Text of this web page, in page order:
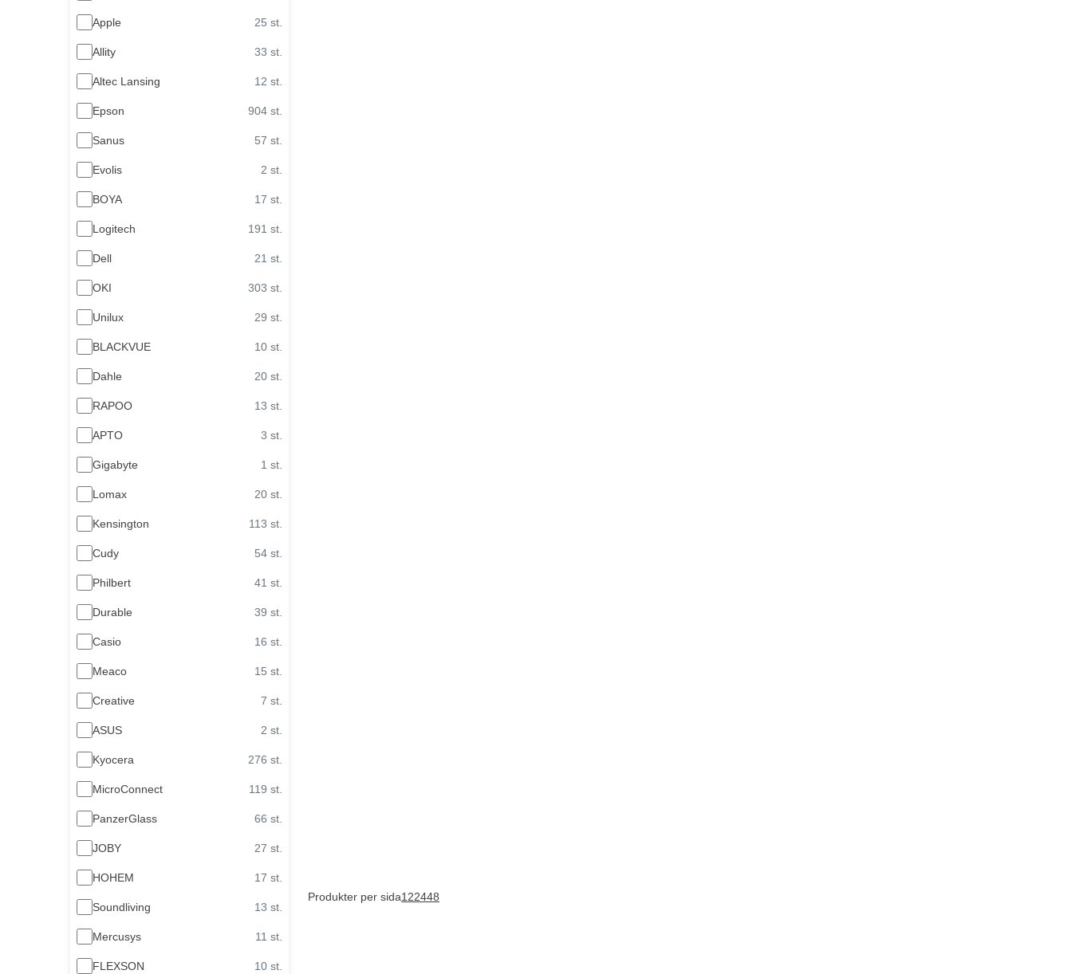
Apple 25 st.
Allity 33 st.
Altec Lansing 12 st.
Epson 904 st.
Sanus 57 st.
Evolis 2 st.
BOYA 17 st.
Logitech 191 st.
Dell 21 st.
OKI 303 st.
Unilux 29 st.
BLACKVUE 10 st.
Dahle 20 st.
RAPOO 13 st.
APTO 3 st.
Gigabyte 1 st.
Lomax 20 st.
Kensington 113 st.
Cudy 54 st.
Philbert 41 st.
Durable 39 st.
Casio 16 st.
Meaco 15 st.
Creative 7 st.
ASUS 2 st.
Kyocera 276 st.
MicroConnect 119 st.
PanzerGlass 66 st.
JOBY 27 st.
HOHEM 17 st.
Soundliving 13 st.
Mercusys 11 st.
FLEXSON 10 st.
Produkter per sida122448